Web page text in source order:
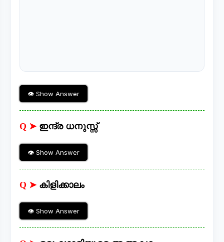
👁 Show Answer
Q ➤ ഇന്ദ്ര ധനുസ്സ്
👁 Show Answer
Q ➤ കിളിക്കാലം
👁 Show Answer